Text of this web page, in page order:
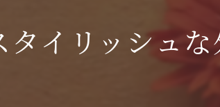
タイリッシュ